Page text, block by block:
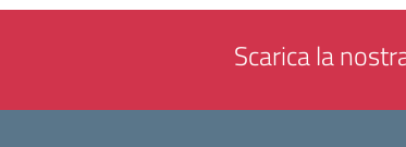
Scarica la